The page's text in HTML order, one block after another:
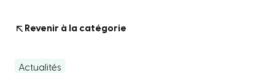
Revenir à la catégorie
Actualités